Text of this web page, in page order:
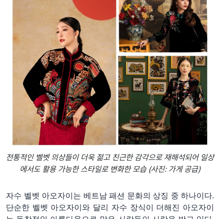
전통적인 벨벳 의상들이 더욱 젊고 친근한 감각으로 재해석되어 일상
에서도 활용 가능한 스타일로 변화한 모습 (사진: 가게 공급)
자수 벨벳 아오자이는 베트남 패션 문화의 상징 중 하나이다.
단순한 벨벳 아오자이와 달리 자수 장식이 더해진 아오자이